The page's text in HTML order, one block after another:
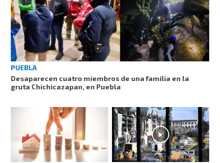
PUEBLA
Desaparecen cuatro miembros de una familia en la
gruta Chichicazapan, en Puebla